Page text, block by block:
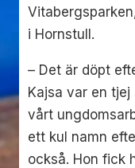
i Hornstull.
– Det är döpt
Kajsa var en
vårt
ett kul namn
också. Hon fick